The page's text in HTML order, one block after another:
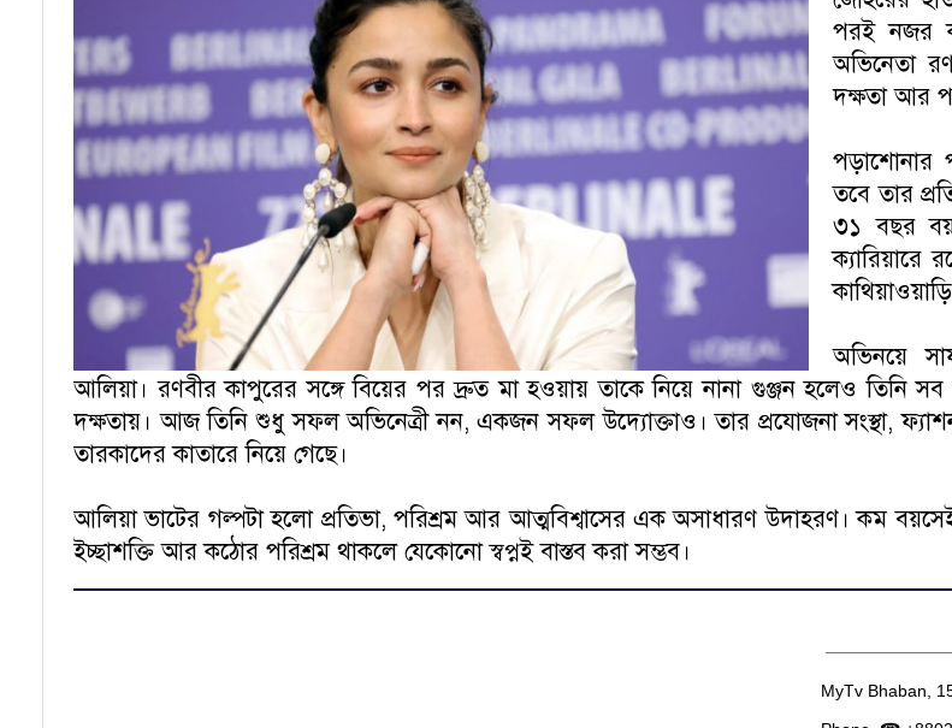
পরই নজর
অভিনেতা
দক্ষতা আর
পড়াশোনার
তবে তার
৩১ বছর
ক্যারিয়ারে
অভিনয়ে
আলিয়া। রণবীর কাপুরের সঙ্গে বিয়ের পর দ্রুত মা হওয়ায় তাকে নিয়ে নানা গুঞ্জন হলেও তিনি সব
দক্ষতায়। আজ তিনি শুধু সফল অভিনেত্রী নন, একজন সফল উদ্যোক্তাও। তার প্রযোজনা সংস্থা,
তারকাদের কাতারে নিয়ে গেছে।
আলিয়া ভাটের গল্পটা হলো প্রতিভা, পরিশ্রম আর আত্মবিশ্বাসের এক অসাধারণ উদাহরণ। কম
ইচ্ছাশক্তি আর কঠোর পরিশ্রম থাকলে যেকোনো স্বপ্নই বাস্তব করা সম্ভব।
MyTv Bhaban,